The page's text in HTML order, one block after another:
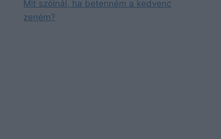
Mit szólnál, ha betenném a kedvenc
zeném?